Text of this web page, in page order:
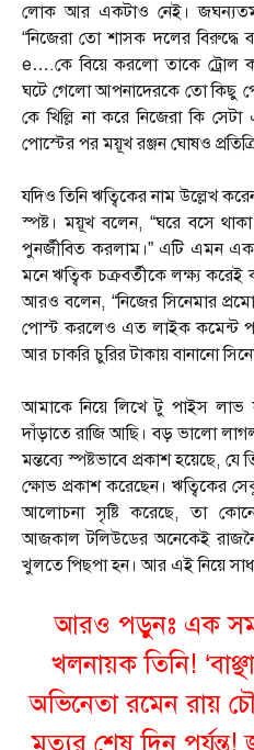
লোক আর একটাও নেই। জঘন্যতম
“নিজেরা তো শাসক দলের
e….কে বিয়ে করলো তাকে ট্রোল
ঘটে গেলো আপনাদেরকে তো কিছু
কে খিল্লি না করে নিজেরা কি
পোস্টের পর ময়ূখ রঞ্জন ঘোষও
যদিও তিনি ঋত্বিকের নাম উল্লেখ
স্পষ্ট। ময়ূখ বলেন, “ঘরে বসে
পুনর্জীবিত করলাম।” এটি এমন
মনে ঋত্বিক চক্রবর্তীকে লক্ষ্য
আরও বলেন, “নিজের সিনেমার
পোস্ট করলেও এত লাইক কমেন্ট
আর চাকরি চুরির টাকায় বানানো
আমাকে নিয়ে লিখে টু পাইস
দাঁড়াতে রাজি আছি। বড় ভালো
মন্তব্যে স্পষ্টভাবে প্রকাশ হয়েছে, যে
ক্ষোভ প্রকাশ করেছেন। ঋত্বিকের
আলোচনা সৃষ্টি করেছে, তা
আজকাল টলিউডের অনেকেই
খুলতে পিছপা হন। আর এই নিয়ে
আরও পড়ুনঃ এক
খলনায়ক তিনি!
অভিনেতা রমেন রায়